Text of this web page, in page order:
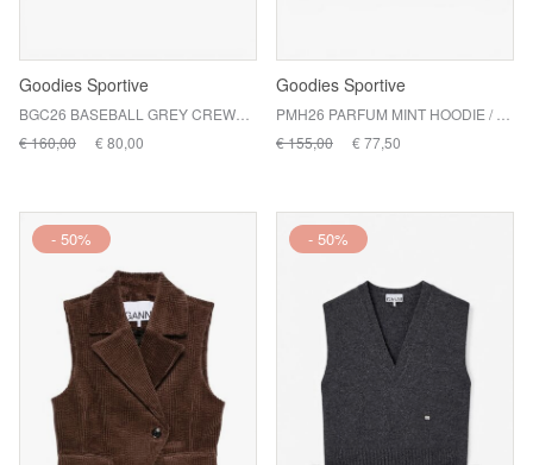
Goodies Sportive
€ 160,00
€ 80,00
Goodies Sportive
€ 155,00
€ 77,50
- 50% - 50%